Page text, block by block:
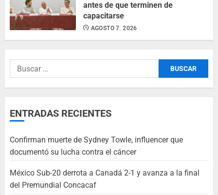
antes de que terminen de
capacitarse
AGOSTO 7, 2026
ENTRADAS RECIENTES
Confirman muerte de Sydney Towle, influencer que
documentó su lucha contra el cáncer
México Sub-20 derrota a Canadá 2-1 y avanza a la final
del Premundial Concacaf